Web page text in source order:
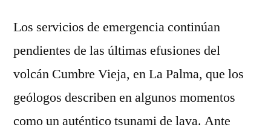
Los servicios de emergencia continúan
pendientes de las últimas efusiones del
volcán Cumbre Vieja, en La Palma, que los
geólogos describen en algunos momentos
como un auténtico tsunami de lava. Ante